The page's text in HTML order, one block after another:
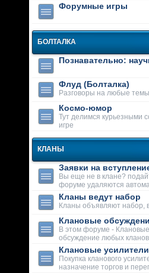
Форумные игры
БОЛТАЛКА
Познавательно:
Флуд (Болталка)
Разговоры на любые темы.
Космо-юмор
Тут делимся
игре
КЛАНЫ
Заявки на
Вы еще не в клане?
форуме удаляются
Кланы ведут набор
Кланы объявляют набор,
Клановые
В этом форуме -
обсуждение любых кланов
Клановые усилители
Покупка кланового
назначение торгов и